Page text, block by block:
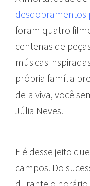
desdobramentos
foram quatro
centenas de
músicas
própria família
dela viva, você
Júlia Neves.
E é desse jeito
campos. Do